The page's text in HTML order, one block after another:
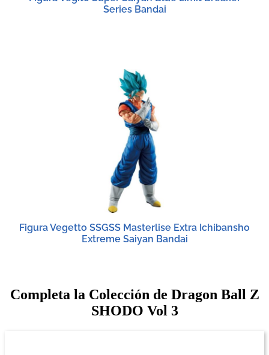
Series Bandai
Figura Vegetto SSGSS Masterlise Extra Ichibansho
Extreme Saiyan Bandai
Completa la Colección de Dragon Ball Z
SHODO Vol 3